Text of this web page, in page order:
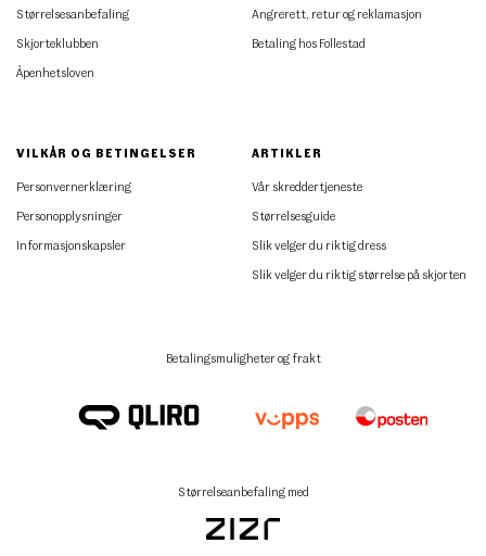
Størrelsesanbefaling
Skjorteklubben
Åpenhetsloven
Angrerett, retur og reklamasjon
Betaling hos Follestad
VILKÅR OG BETINGELSER
Personvernerklæring
Personopplysninger
Informasjonskapsler
ARTIKLER
Vår skreddertjeneste
Størrelsesguide
Slik velger du riktig dress
Slik velger du riktig størrelse på skjorten
Betalingsmuligheter og frakt
Størrelseanbefaling med